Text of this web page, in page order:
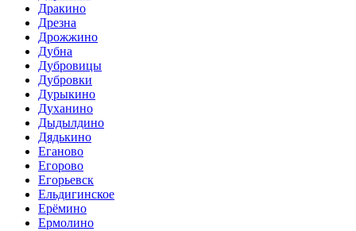
Дракино
Дрезна
Дрожжино
Дубна
Дубровицы
Дубровки
Дурыкино
Духанино
Дыдылдино
Дядькино
Еганово
Егорово
Егорьевск
Ельдигинское
Ерёмино
Ермолино